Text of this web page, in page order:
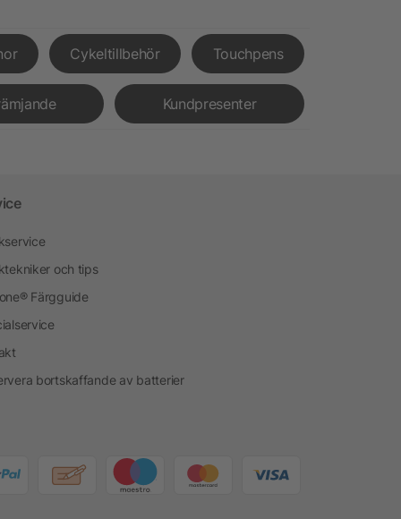
Cykeltillbehör Touchpens
Kundpresenter
och tips
Färgguide
bortskaffande av batterier